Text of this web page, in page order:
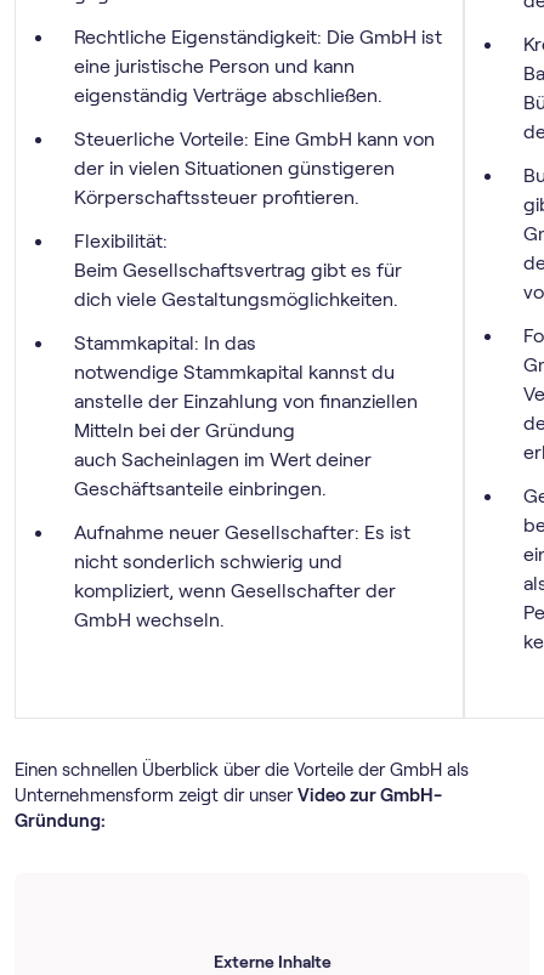
Rechtliche Eigenständigkeit: Die GmbH ist
eine juristische Person und kann
eigenständig Verträge abschließen.
Steuerliche Vorteile: Eine GmbH kann von
der in vielen Situationen günstigeren
Körperschaftssteuer profitieren.
Flexibilität:
Beim Gesellschaftsvertrag gibt es für
dich viele Gestaltungsmöglichkeiten.
Stammkapital: In das
notwendige Stammkapital kannst du
anstelle der Einzahlung von finanziellen
Mitteln bei der Gründung
auch Sacheinlagen im Wert deiner
Geschäftsanteile einbringen.
Aufnahme neuer Gesellschafter: Es ist
nicht sonderlich schwierig und
kompliziert, wenn Gesellschafter der
GmbH wechseln.
Einen schnellen Überblick über die Vorteile der GmbH als
Unternehmensform zeigt dir unserVideo zur GmbH-
Gründung:
Externe Inhalte